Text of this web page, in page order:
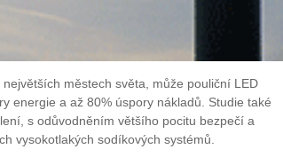
městech světa, může pouliční LED
energie a až 80% úspory nákladů. Studie také
s odůvodněním většího pocitu bezpečí a
vysokotlakých sodíkových systémů.